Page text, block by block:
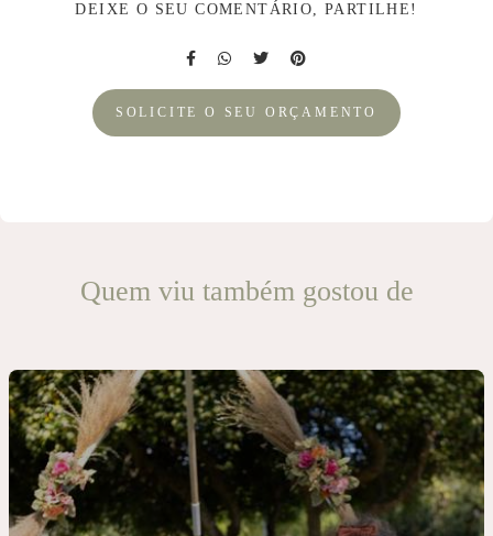
DEIXE O SEU COMENTÁRIO, PARTILHE!
SOLICITE O SEU ORÇAMENTO
Quem viu também gostou de